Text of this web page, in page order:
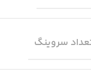
سروینگ